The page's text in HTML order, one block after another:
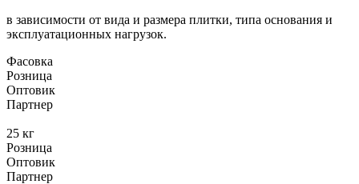
в зависимости от вида и размера плитки, типа основания и
эксплуатационных нагрузок.
Фасовка
Розница
Оптовик
Партнер
25 кг
Розница
Оптовик
Партнер